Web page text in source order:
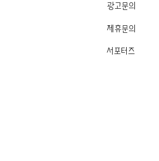
광고문의
제휴문의
서포터즈